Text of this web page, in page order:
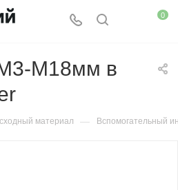
0
М3-М18мм в
материал — Вспомогательный